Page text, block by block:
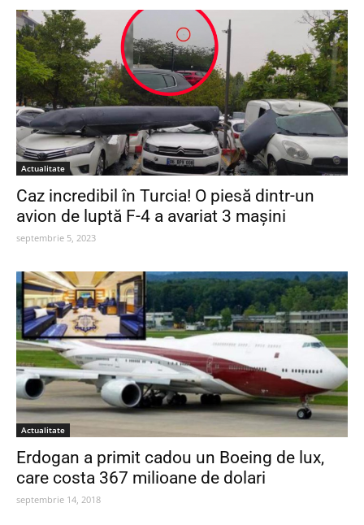
Actualitate
Caz incredibil în Turcia! O piesă dintr-un
avion de luptă F-4 a avariat 3 mașini
septembrie 5, 2023
Actualitate
Erdogan a primit cadou un Boeing de lux,
care costa 367 milioane de dolari
septembrie 14, 2018